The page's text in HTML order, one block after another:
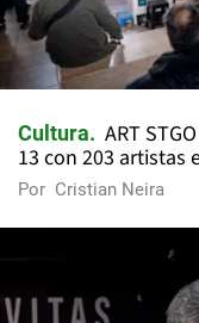
Cultura
ART
13 con 203 artistas
Por Cristian Neira